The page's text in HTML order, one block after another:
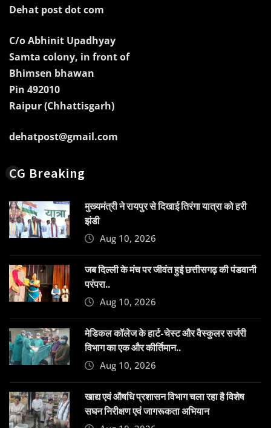
Dehat post dot com
C/o Abhinit Upadhyay
Samta colony, in front of
Bhimsen bhawan
Pin 492010
Raipur (Chhattisgarh)
dehatpost@gmail.com
CG Breaking
मुख्यमंत्री ने रायपुर से दिखाई तिरंगा यात्रा को हरी
झंडी
Aug 10, 2026
जब दिल्ली के मंच पर जीवंत हुई छत्तीसगढ़ की पंडवानी
परंपरा..
Aug 10, 2026
​मेडिकल कॉलेज के हार्ट-चेस्ट और वैस्कुलर सर्जरी
विभाग का एक और कीर्तिमान..
Aug 10, 2026
खाद्य एवं औषधि प्रशासन विभाग चला रहा है विशेष
सघन निरीक्षण एवं जागरूकता अभियान